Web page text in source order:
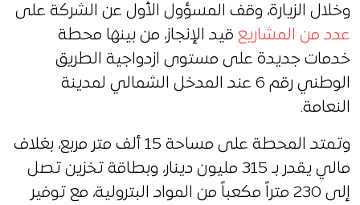
وخلال الزيارة، وقف المسؤول الأول عن الشركة على
عدد من المشاريع قيد الإنجاز، من بينها محطة
خدمات جديدة على مستوى ازدواجية الطريق
الوطني رقم 6 عند المدخل الشمالي لمدينة
النعامة.
وتمتد المحطة على مساحة 15 ألف متر مربع، بغلاف
مالي يقدر بـ 315 مليون دينار، وبطاقة تخزين تصل
إلى 230 متراً مكعباً من المواد البترولية، مع توفير